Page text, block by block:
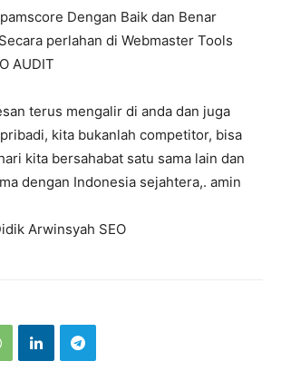
Dengan Baik dan Benar
perlahan di Webmaster Tools
AUDIT
terus mengalir di anda dan juga
kita bukanlah competitor, bisa
kita bersahabat satu sama lain dan
dengan Indonesia sejahtera,. amin
Arwinsyah SEO